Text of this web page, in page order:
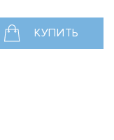
КУПИТЬ